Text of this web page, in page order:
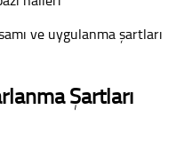
ve uygulanma şartları
Şartları